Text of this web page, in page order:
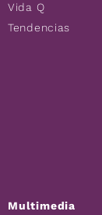
Vida Q
Tendencias
Multimedia